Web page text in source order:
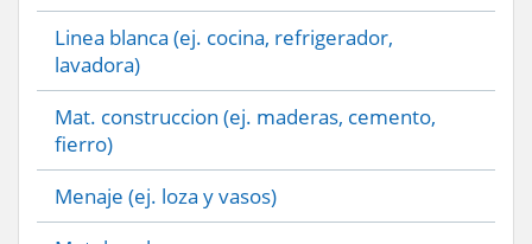
Linea blanca (ej. cocina, refrigerador,
lavadora)
Mat. construccion (ej. maderas, cemento,
fierro)
Menaje (ej. loza y vasos)